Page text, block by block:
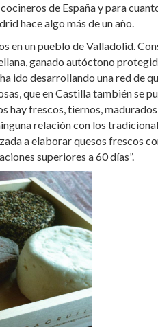
de España y para
hace algo más de un año.
en un pueblo de Valladolid.
ganado autóctono
ido desarrollando una red de
que en Castilla también se
hay frescos, tiernos,
relación con los
a elaborar quesos frescos
superiores a 60 días”.